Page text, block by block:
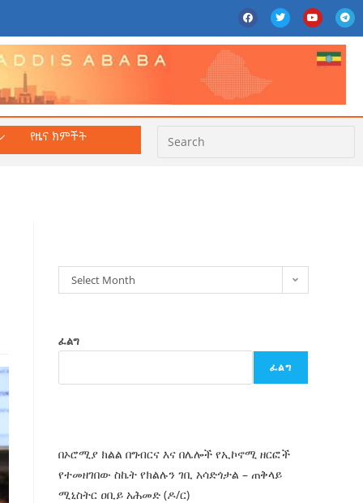
የዜና ክምችት
Select Month
ፈልግ
ፈልግ
በኦሮሚያ ክልል በግብርና እና በሌሎች የኢኮኖሚ ዘርፎች
የተመዘገበው ስኬት የክልሉን ገቢ አሳድጎታል – ጠቅላይ
ሚኒስትር ዐቢይ አሕመድ (ዶ/ር)